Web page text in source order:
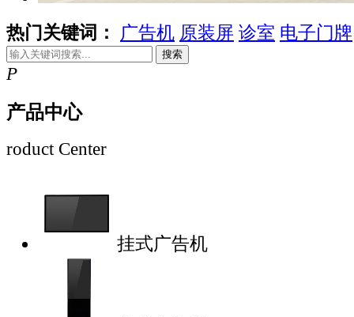
热门关键词： 广告机 原装屏 诊室 电子门牌
搜索
P
产品中心
roduct Center
挂式广告机